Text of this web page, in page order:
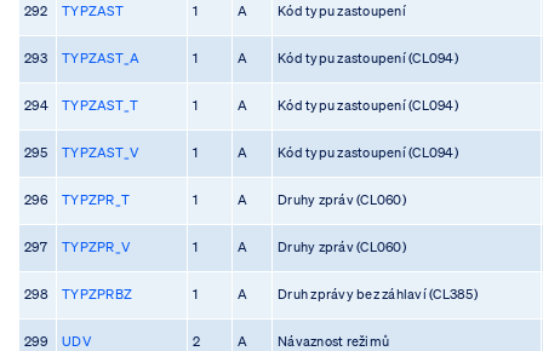
292 TYPZAST 1 A Kód typu zastoupení
293 TYPZAST_A 1 A Kód typu zastoupení (CL094)
294 TYPZAST_T 1 A Kód typu zastoupení (CL094)
295 TYPZAST_V 1 A Kód typu zastoupení (CL094)
296 TYPZPR_T 1 A Druhy zpráv (CL060)
297 TYPZPR_V 1 A Druhy zpráv (CL060)
298 TYPZPRBZ 1 A Druh zprávy bez záhlaví (CL385)
299 UDV 2 A Návaznost režimů